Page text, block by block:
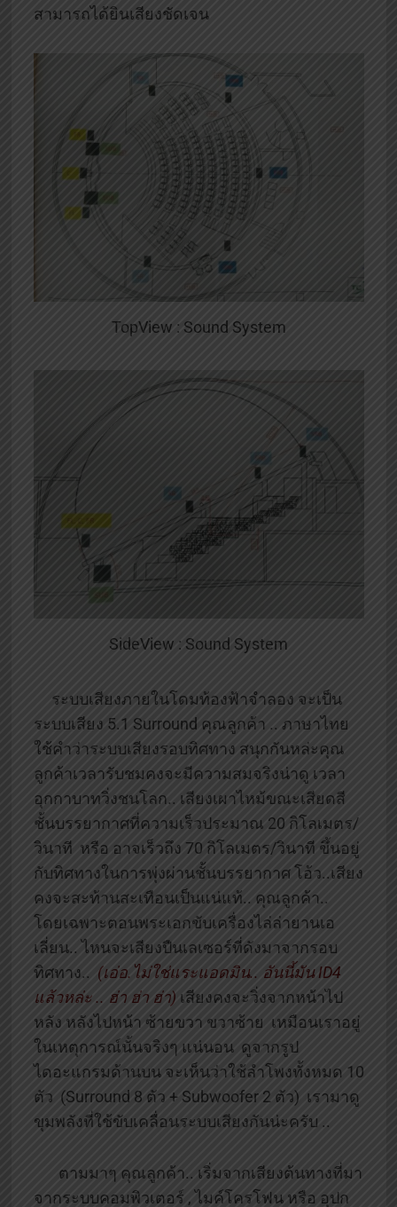
สามารถได้ยินเสียงชัดเจน
TopView : Sound System
SideView : Sound System
ระบบเสียงภายในโดมท้องฟ้าจำลอง จะเป็น
ระบบเสียง 5.1 Surround คุณลูกค้า .. ภาษาไทย
ใช้คำว่าระบบเสียงรอบทิศทาง สนุกกันหล่ะคุณ
ลูกค้าเวลารับชมคงจะมีความสมจริงน่าดู เวลา
อุกกาบาทวิ่งชนโลก.. เสียงเผาไหม้ขณะเสียดสี
ชั้นบรรยากาศที่ความเร็วประมาณ 20 กิโลเมตร/
วินาที หรือ อาจเร็วถึง 70 กิโลเมตร/วินาที ขึ้นอยู่
กับทิศทางในการพุ่งผ่านชั้นบรรยากาศ โอ้ว..เสียง
คงจะสะท้านสะเทือนเป็นแน่แท้.. คุณลูกค้า..
โดยเฉพาะตอนพระเอกขับเครื่องไล่ล่ายานเอ
เลี่ยน.. ไหนจะเสียงปืนเลเซอร์ที่ดังมาจากรอบ
ทิศทาง.. (เอ่อ.ไม่ใช่แระแอดมิน.. อันนี้มัน ID4
แล้วหล่ะ .. ฮ่า ฮ่า ฮ่า) เสียงคงจะวิ่งจากหน้าไป
หลัง หลังไปหน้า ซ้ายขวา ขวาซ้าย เหมือนเราอยู่
ในเหตุการณ์นั้นจริงๆ แน่นอน ดูจากรูป
ไดอะแกรมด้านบน จะเห็นว่าใช้ลำโพงทั้งหมด 10
ตัว (Surround 8 ตัว + Subwoofer 2 ตัว) เรามาดู
ขุมพลังที่ใช้ขับเคลื่อนระบบเสียงกันน่ะครับ ..
ตามมาๆ คุณลูกค้า.. เริ่มจากเสียงต้นทางที่มา
จากระบบคอมพิวเตอร์ , ไมค์โครโฟน หรือ อุปก